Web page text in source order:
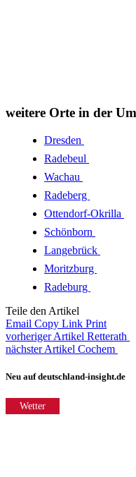
weitere Orte in der
Dresden
Radebeul
Wachau
Radeberg
Ottendorf-Okrilla
Schönborn
Langebrück
Moritzburg
Radeburg
Teile den Artikel
Email Copy Link Print
vorheriger Artikel Retterath
nächster Artikel Cochem
Neu auf deutschland-insight.de
Wetter